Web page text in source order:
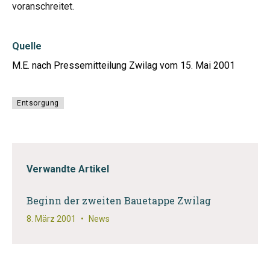
voranschreitet.
Quelle
M.E. nach Pressemitteilung Zwilag vom 15. Mai 2001
Entsorgung
Verwandte Artikel
Beginn der zweiten Bauetappe Zwilag
8. März 2001 • News